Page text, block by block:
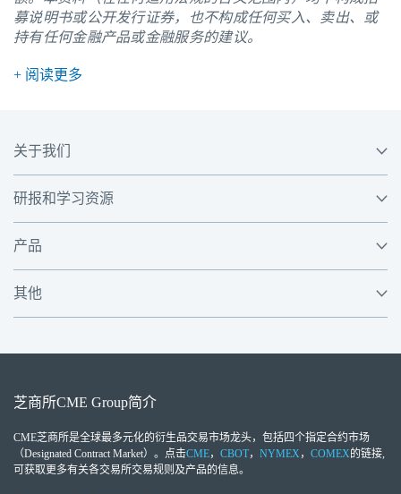
募说明书或公开发行证券，也不构成任何买入、卖出、或
持有任何金融产品或金融服务的建议。
+ 阅读更多
关于我们
研报和学习资源
产品
其他
芝商所CME Group简介
CME芝商所是全球最多元化的衍生品交易市场龙头，包括四个指定合约市场
（Designated Contract Market）。点击CME， CBOT， NYMEX， COMEX的链接,
可获取更多有关各交易所交易规则及产品的信息。